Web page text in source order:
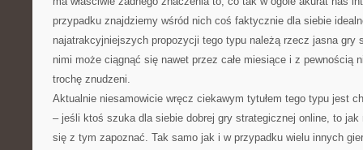
przypadku znajdziemy wśród nich coś faktycznie dla siebie
najatrakcyjniejszych propozycji tego typu należą rzecz jasna gry
nimi może ciągnąć się nawet przez całe miesiące i z pewnością
trochę znudzeni.
Aktualnie niesamowicie wręcz ciekawym tytułem tego typu jest
– jeśli ktoś szuka dla siebie dobrej gry strategicznej online, to
się z tym zapoznać. Tak samo jak i w przypadku wielu innych